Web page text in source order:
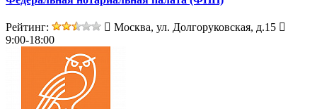
Рейтинг:
Москва, ул. Долгоруковская, д.15
9:00-18:00